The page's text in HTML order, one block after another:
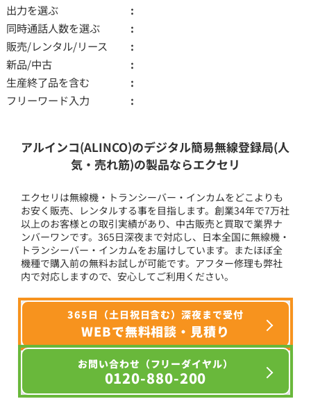
出力を選ぶ
同時通話人数を選ぶ
販売/レンタル/リース
新品/中古
生産終了品を含む
フリーワード入力
アルインコ(ALINCO)のデジタル簡易無線登録局(人
気・売れ筋)の製品ならエクセリ
エクセリは無線機・トランシーバー・インカムをどこよりも
お安く販売、レンタルする事を目指します。創業34年で7万社
以上のお客様との取引実績があり、中古販売と買取で業界ナ
ンバーワンです。365日深夜まで対応し、日本全国に無線機・
トランシーバー・インカムをお届けしています。またほぼ全
機種で購入前の無料お試しが可能です。アフター修理も弊社
内で対応しますので、安心してご利用ください。
365日（土日祝日含む）深夜まで受付
WEBで無料相談・見積り
お問い合わせ（フリーダイヤル）
0120-880-200